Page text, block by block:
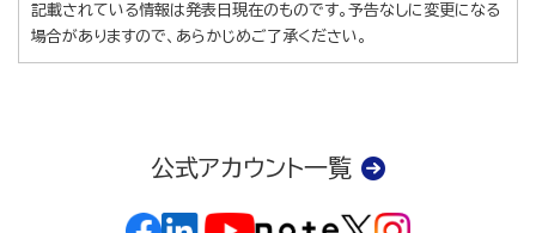
記載されている情報は発表日現在のものです。予告なしに変更になる
場合がありますので、あらかじめご了承ください。
公式アカウント一覧